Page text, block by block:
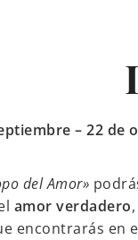
– 22
del Amor»
amor verdadero
encontrarás en